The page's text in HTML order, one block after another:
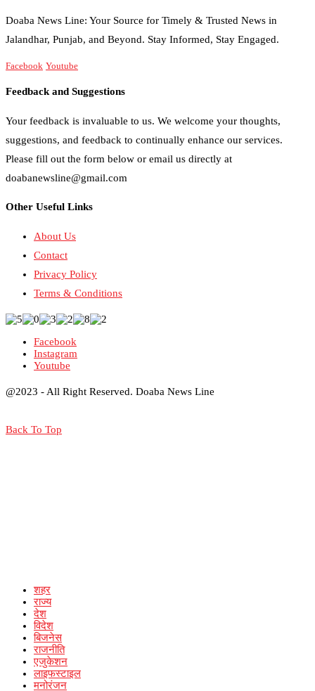
Doaba News Line: Your Source for Timely & Trusted News in
Jalandhar, Punjab, and Beyond. Stay Informed, Stay Engaged.
Facebook Youtube
Feedback and Suggestions
Your feedback is invaluable to us. We welcome your thoughts,
suggestions, and feedback to continually enhance our services.
Please fill out the form below or email us directly at
doabanewsline@gmail.com
Other Useful Links
About Us
Contact
Privacy Policy
Terms & Conditions
Facebook
Instagram
Youtube
@2023 - All Right Reserved. Doaba News Line
Back To Top
शहर
राज्य
देश
विदेश
बिजनेस
राजनीति
एजुकेशन
लाइफस्टाइल
मनोरंजन